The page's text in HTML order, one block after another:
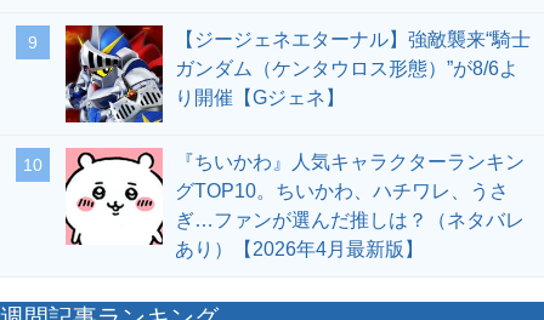
9
【ジージェネエターナル】強敵襲来“騎士
ガンダム（ケンタウロス形態）”が8/6よ
り開催【Gジェネ】
10
『ちいかわ』人気キャラクターランキン
グTOP10。ちいかわ、ハチワレ、うさ
ぎ…ファンが選んだ推しは？（ネタバレ
あり）【2026年4月最新版】